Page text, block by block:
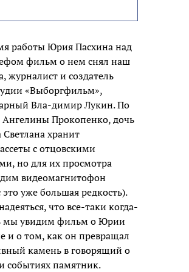
работы Юрия Пасхина над
фильм о нем снял наш
журналист и создатель
«Выборгфильм»,
Вла-димир Лукин. По
Ангелины Прокопенко, дочь
хранит
с отцовскими
но для их просмотра
видеомагнитофон
это уже большая редкость).
что все-таки когда-
мы увидим фильм о Юрии
и о том, как он превращал
камень в говорящий о
событиях памятник.